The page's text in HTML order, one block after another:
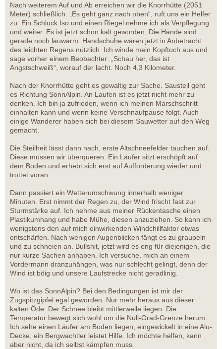
Nach weiterem Auf und Ab erreichen wir die Knorrhütte (2051
Meter) schließlich. „Es geht ganz nach oben“, ruft uns ein Helfer
zu. Ein Schluck Iso und einen Riegel nehme ich als Verpflegung
und weiter. Es ist jetzt schon kalt geworden. Die Hände sind
gerade noch lauwarm. Handschuhe wären jetzt in Anbetracht
des leichten Regens nützlich. Ich winde mein Kopftuch aus und
sage vorher einem Beobachter: „Schau her, das ist
Angstschweiß“, worauf der lacht. Noch 4,3 Kilometer.
Nach der Knorrhütte geht es gewaltig zur Sache. Sausteil geht
es Richtung SonnAlpin. An Laufen ist es jetzt nicht mehr zu
denken. Ich bin ja zufrieden, wenn ich meinen Marschschritt
einhalten kann und wenn keine Verschnaufpause folgt. Auch
einige Wanderer haben sich bei diesem Sauwetter auf den Weg
gemacht.
Die Steilheit lässt dann nach, erste Altschneefelder tauchen auf.
Diese müssen wir überqueren. Ein Läufer sitzt erschöpft auf
dem Boden und erhebt sich erst auf Aufforderung wieder und
trottet voran.
Dann passiert ein Wetterumschwung innerhalb weniger
Minuten. Erst nimmt der Regen zu, der Wind frischt fast zur
Sturmstärke auf. Ich nehme aus meiner Rückentasche einen
Plastikumhang und habe Mühe, diesen anzuziehen. So kann ich
wenigstens den auf mich einwirkenden Windchillfaktor etwas
entschärfen. Nach wenigen Augenblicken fängt es zu graupeln
und zu schneien an. Bullshit, jetzt wird es eng für diejenigen, die
nur kurze Sachen anhaben. Ich versuche, mich an einem
Vordermann dranzuhängen, was nur schlecht gelingt, denn der
Wind ist böig und unsere Laufstrecke nicht geradlinig.
Wo ist das SonnAlpin? Bei den Bedingungen ist mir der
Zugspitzgipfel egal geworden. Nur mehr heraus aus dieser
kalten Öde. Der Schnee bleibt mittlerweile liegen. Die
Temperatur bewegt sich wohl um die Null-Grad-Grenze herum.
Ich sehe einen Läufer am Boden liegen, eingewickelt in eine Alu-
Decke, ein Bergwachtler leistet Hilfe. Ich möchte helfen, kann
aber nicht, da ich selbst kämpfen muss.